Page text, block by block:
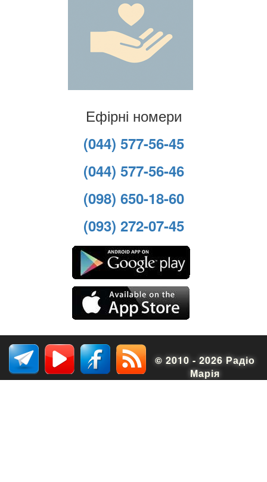
Ефірні номери
(044) 577-56-45
(044) 577-56-46
(098) 650-18-60
(093) 272-07-45
© 2010 - 2026 Радіо
Марія